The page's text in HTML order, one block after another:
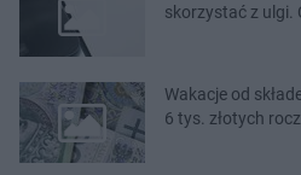
skorzystać z ulgi.
Wakacje od
6 tys. złotych